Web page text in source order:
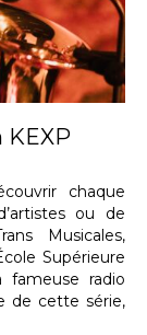
KEXP
chaque
ou de
Musicales,
Supérieure
fameuse radio
de cette série,